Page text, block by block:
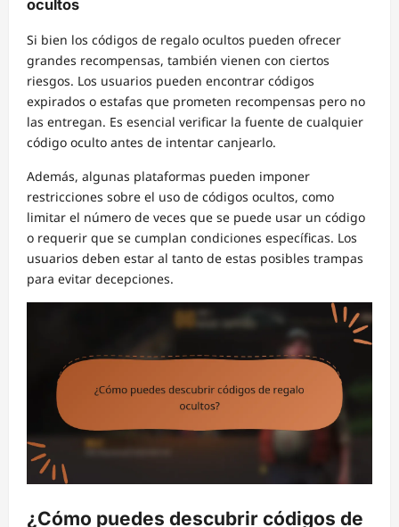
ocultos
Si bien los códigos de regalo ocultos pueden ofrecer
grandes recompensas, también vienen con ciertos
riesgos. Los usuarios pueden encontrar códigos
expirados o estafas que prometen recompensas pero no
las entregan. Es esencial verificar la fuente de cualquier
código oculto antes de intentar canjearlo.
Además, algunas plataformas pueden imponer
restricciones sobre el uso de códigos ocultos, como
limitar el número de veces que se puede usar un código
o requerir que se cumplan condiciones específicas. Los
usuarios deben estar al tanto de estas posibles trampas
para evitar decepciones.
¿Cómo puedes descubrir códigos de